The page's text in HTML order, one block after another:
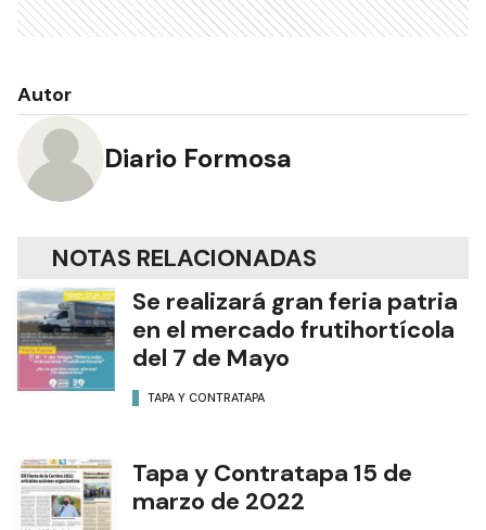
Autor
Diario Formosa
NOTAS RELACIONADAS
Se realizará gran feria patria
en el mercado frutihortícola
del 7 de Mayo
TAPA Y CONTRATAPA
Tapa y Contratapa 15 de
marzo de 2022